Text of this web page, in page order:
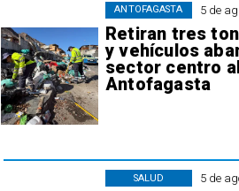
5 de
Retiran tres
y vehículos
sector centro
Antofagasta
ANTOFAGASTA
5 de
SALUD